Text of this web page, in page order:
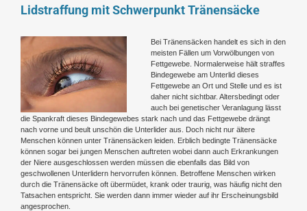
Lidstraffung mit Schwerpunkt Tränensäcke
Zeige
grösseres
Bild
Bei Tränensäcken handelt es sich in den
meisten Fällen um Vorwölbungen von
Fettgewebe. Normalerweise hält straffes
Bindegewebe am Unterlid dieses
Fettgewebe an Ort und Stelle und es ist
daher nicht sichtbar. Altersbedingt oder
auch bei genetischer Veranlagung lässt
die Spankraft dieses Bindegewebes stark nach und das Fettgewebe drängt
nach vorne und beult unschön die Unterlider aus. Doch nicht nur ältere
Menschen können unter Tränensäcken leiden. Erblich bedingte Tränensäcke
können sogar bei jungen Menschen auftreten wobei dann auch Erkrankungen
der Niere ausgeschlossen werden müssen die ebenfalls das Bild von
geschwollenen Unterlidern hervorrufen können. Betroffene Menschen wirken
durch die Tränensäcke oft übermüdet, krank oder traurig, was häufig nicht den
Tatsachen entspricht. Sie werden dann immer wieder auf ihr Erscheinungsbild
angesprochen.